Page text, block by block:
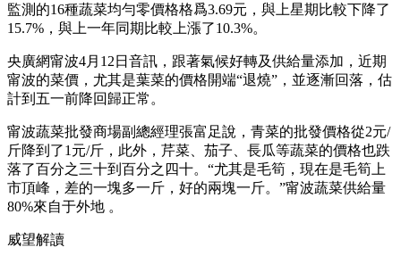
監測的16種蔬菜均勻零價格格爲3.69元，與上星期比較下降了
15.7%，與上一年同期比較上漲了10.3%。
央廣網甯波4月12日音訊，跟著氣候好轉及供給量添加，近期
甯波的菜價，尤其是葉菜的價格開端“退燒”，並逐漸回落，估
計到五一前降回歸正常。
甯波蔬菜批發商場副總經理張富足說，青菜的批發價格從2元/
斤降到了1元/斤，此外，芹菜、茄子、長瓜等蔬菜的價格也跌
落了百分之三十到百分之四十。“尤其是毛筍，現在是毛筍上
市頂峰，差的一塊多一斤，好的兩塊一斤。”甯波蔬菜供給量
80%來自于外地 。
威望解讀